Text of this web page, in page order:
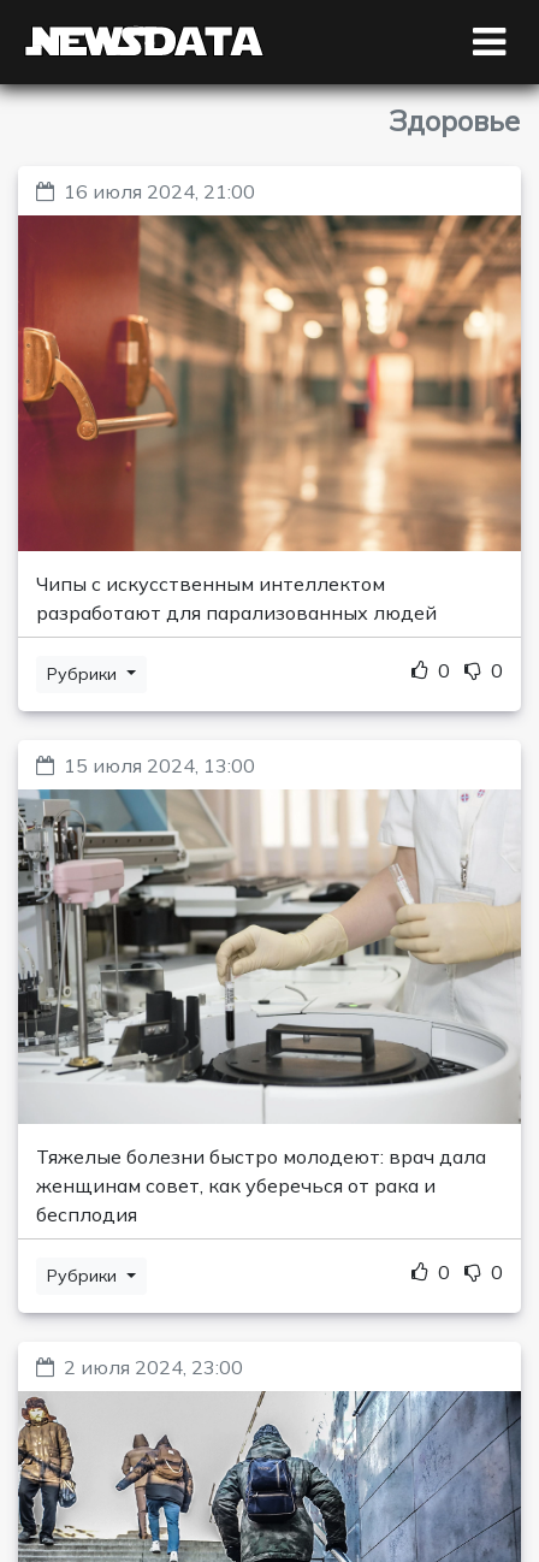
Здоровье
16 июля 2024, 21:00
Чипы с искусственным интеллектом
разработают для парализованных людей
Рубрики 0 0
15 июля 2024, 13:00
Тяжелые болезни быстро молодеют: врач дала
женщинам совет, как уберечься от рака и
бесплодия
Рубрики 0 0
2 июля 2024, 23:00